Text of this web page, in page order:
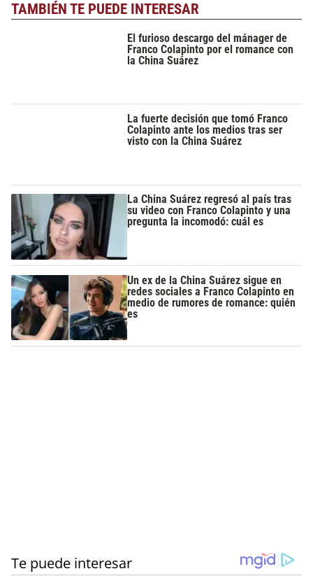
TAMBIÉN TE PUEDE INTERESAR
El furioso descargo del mánager de
Franco Colapinto por el romance con
la China Suárez
La fuerte decisión que tomó Franco
Colapinto ante los medios tras ser
visto con la China Suárez
La China Suárez regresó al país tras
su video con Franco Colapinto y una
pregunta la incomodó: cuál es
Un ex de la China Suárez sigue en
redes sociales a Franco Colapinto en
medio de rumores de romance: quién
es